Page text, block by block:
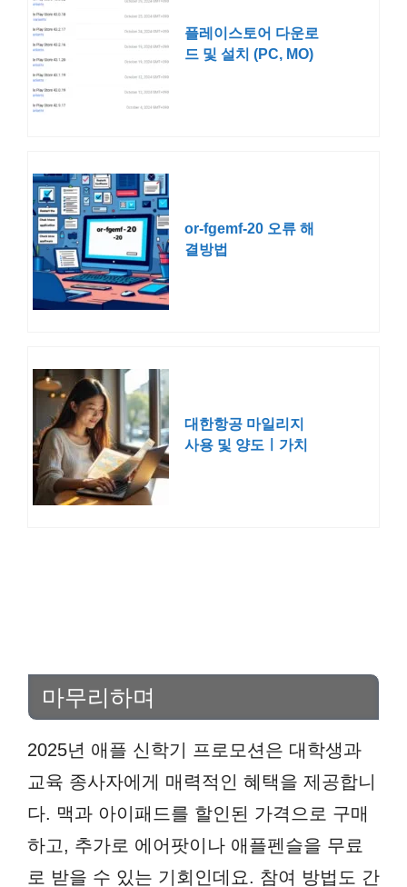
플레이스토어 다운로
드 및 설치 (PC, MO)
or-fgemf-20 오류 해
결방법
대한항공 마일리지
사용 및 양도ㅣ가치
마무리하며
2025년 애플 신학기 프로모션은 대학생과
교육 종사자에게 매력적인 혜택을 제공합니
다. 맥과 아이패드를 할인된 가격으로 구매
하고, 추가로 에어팟이나 애플펜슬을 무료
로 받을 수 있는 기회인데요. 참여 방법도 간